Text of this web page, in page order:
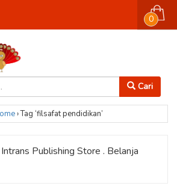
Cari
0
›Tag ‘filsafat pendidikan’
Publishing Store . Belanja